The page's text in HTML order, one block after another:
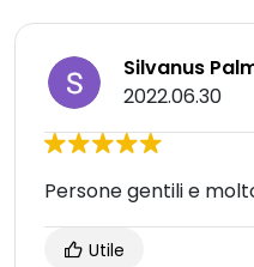
Silvanus
2022.06.30
Persone gentili e
Utile